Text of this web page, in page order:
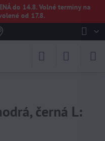
do 14.8. Volné termíny na
od 17.8.
černá L: